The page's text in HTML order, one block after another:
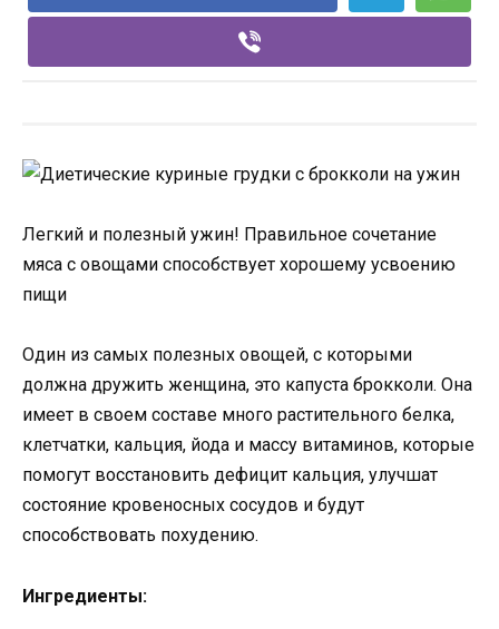
Легкий и полезный ужин! Правильное сочетание
мяса с овощами способствует хорошему усвоению
пищи
Один из самых полезных овощей, с которыми
должна дружить женщина, это капуста брокколи. Она
имеет в своем составе много растительного белка,
клетчатки, кальция, йода и массу витаминов, которые
помогут восстановить дефицит кальция, улучшат
состояние кровеносных сосудов и будут
способствовать похудению.
Ингредиенты: